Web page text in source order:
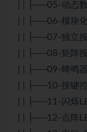
| | ├──05-动态
| | ├──06-模块
| | ├──07-独立
| | ├──08-矩阵
| | ├──09-蜂鸣
| | ├──10-按键
| | ├──11-闪烁
| | ├──12-点阵